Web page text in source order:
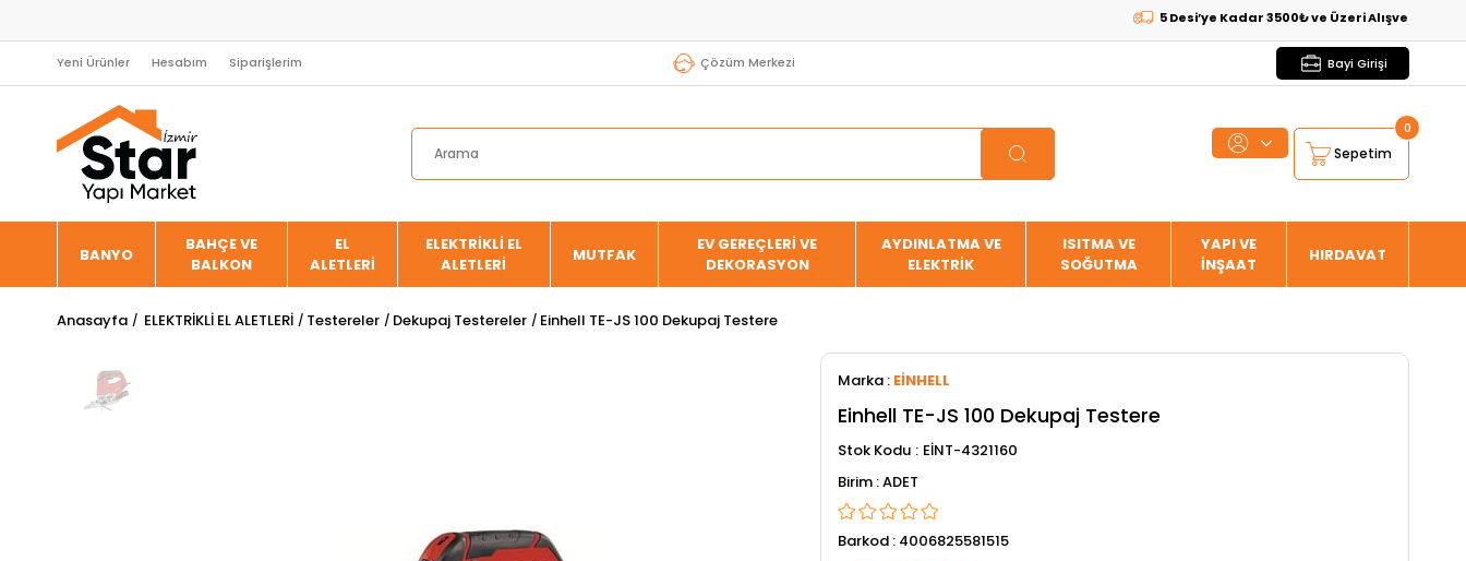
5 Desi’ye Kadar 3500₺ ve Üzeri Alışverişlerde
Yeni Ürünler Hesabım Siparişlerim Çözüm Merkezi Bayi Girişi
Sepetim
0
BANYO
BAHÇE VE
BALKON
EL
ALETLERİ
ELEKTRİKLİ EL
ALETLERİ
MUTFAK
EV GEREÇLERİ VE
DEKORASYON
AYDINLATMA VE
ELEKTRİK
ISITMA VE
SOĞUTMA
YAPI VE
İNŞAAT
HIRDAVAT
Anasayfa ELEKTRİKLİ EL ALETLERİ Testereler Dekupaj Testereler Einhell TE-JS 100 Dekupaj Testere
Marka : EİNHELL
Einhell TE-JS 100 Dekupaj Testere
Stok Kodu
EİNT-4321160
ADET
Barkod : 4006825581515